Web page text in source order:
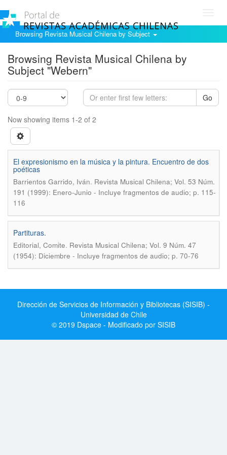
Browsing Revista Musical Chilena by Subject
Browsing Revista Musical Chilena by
Subject "Webern"
Go
Now showing items 1-2 of 2
El expresionismo en la música y la pintura. Encuentro de dos
poéticas
Barrientos Garrido, Iván. Revista Musical Chilena; Vol. 53 Núm.
191 (1999): Enero-Junio - Incluye fragmentos de audio; p. 115-
116
Partituras.
Editorial, Comite. Revista Musical Chilena; Vol. 9 Núm. 47
(1954): Diciembre - Incluye fragmentos de audio; p. 70-76
Dirección de Servicios de Información y Bibliotecas (SISIB) -
Universidad de Chile
© 2019 Dspace - Modificado por SISIB